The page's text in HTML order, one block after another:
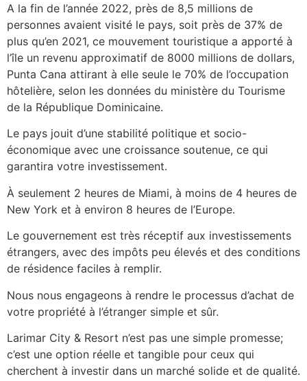
A la fin de l’année 2022, près de 8,5 millions de
personnes avaient visité le pays, soit près de 37% de
plus qu’en 2021, ce mouvement touristique a apporté à
l’île un revenu approximatif de 8000 millions de dollars,
Punta Cana attirant à elle seule le 70% de l’occupation
hôtelière, selon les données du ministère du Tourisme
de la République Dominicaine.
Le pays jouit d’une stabilité politique et socio-
économique avec une croissance soutenue, ce qui
garantira votre investissement.
À seulement 2 heures de Miami, à moins de 4 heures de
New York et à environ 8 heures de l’Europe.
Le gouvernement est très réceptif aux investissements
étrangers, avec des impôts peu élevés et des conditions
de résidence faciles à remplir.
Nous nous engageons à rendre le processus d’achat de
votre propriété à l’étranger simple et sûr.
Larimar City & Resort n’est pas une simple promesse;
c’est une option réelle et tangible pour ceux qui
cherchent à investir dans un marché solide et de qualité.